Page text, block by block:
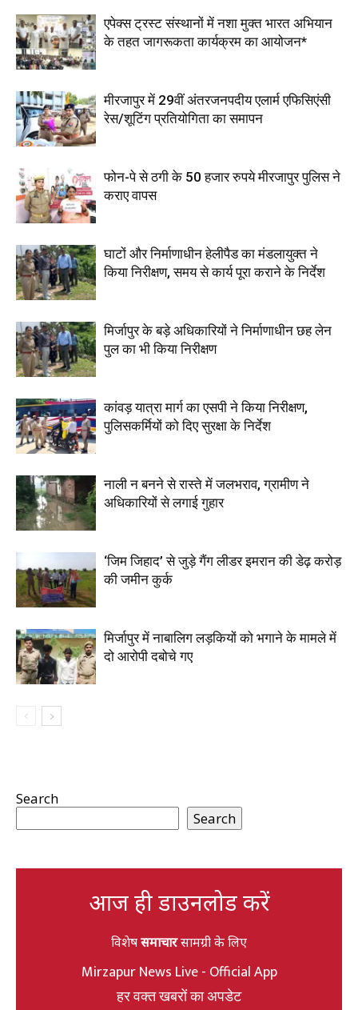
एपेक्स ट्रस्ट संस्थानों में नशा मुक्त भारत अभियान
के तहत जागरूकता कार्यक्रम का आयोजन*
मीरजापुर में 29वीं अंतरजनपदीय एलार्म एफिसिएंसी
रेस/शूटिंग प्रतियोगिता का समापन
फोन-पे से ठगी के 50 हजार रुपये मीरजापुर पुलिस ने
कराए वापस
घाटों और निर्माणाधीन हेलीपैड का मंडलायुक्त ने
किया निरीक्षण, समय से कार्य पूरा कराने के निर्देश
मिर्जापुर के बड़े अधिकारियों ने निर्माणाधीन छह लेन
पुल का भी किया निरीक्षण
कांवड़ यात्रा मार्ग का एसपी ने किया निरीक्षण,
पुलिसकर्मियों को दिए सुरक्षा के निर्देश
नाली न बनने से रास्ते में जलभराव, ग्रामीण ने
अधिकारियों से लगाई गुहार
‘जिम जिहाद’ से जुड़े गैंग लीडर इमरान की डेढ़ करोड़
की जमीन कुर्क
मिर्जापुर में नाबालिग लड़कियों को भगाने के मामले में
दो आरोपी दबोचे गए
Search
Search
आज ही डाउनलोड करें
विशेषसमाचारसामग्री के लिए
Mirzapur News Live - Official App
हर वक्त खबरों का अपडेट